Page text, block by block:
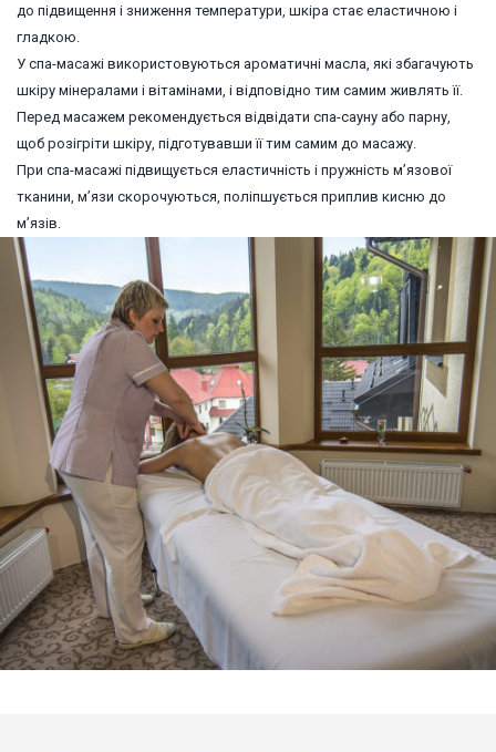
до підвищення і зниження температури, шкіра стає еластичною і
гладкою.
У спа-масажі використовуються ароматичні масла, які збагачують
шкіру мінералами і вітамінами, і відповідно тим самим живлять її.
Перед масажем рекомендується відвідати спа-сауну або парну,
щоб розігріти шкіру, підготувавши її тим самим до масажу.
При спа-масажі підвищується еластичність і пружність м’язової
тканини, м’язи скорочуються, поліпшується приплив кисню до
м’язів.